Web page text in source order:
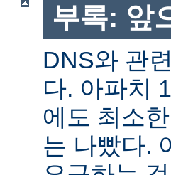
부록: 앞
DNS와 관
다. 아파치
에도 최소
는 나빴다.